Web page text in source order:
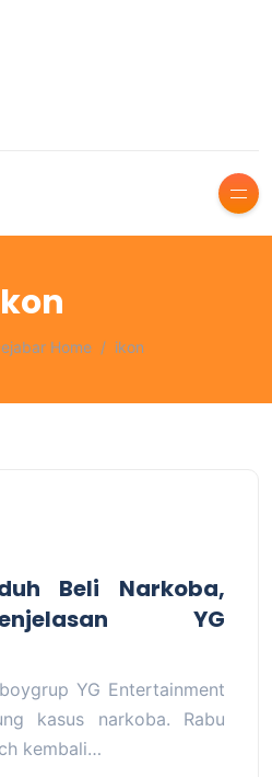
Home ikon
Beli Narkoba,
YG
YG Entertainment
kasus narkoba.⁣ ⁣Rabu
kembali…